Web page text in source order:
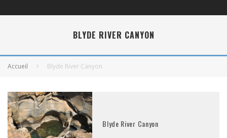
BLYDE RIVER CANYON
Accueil Blyde River Canyon
Blyde River Canyon